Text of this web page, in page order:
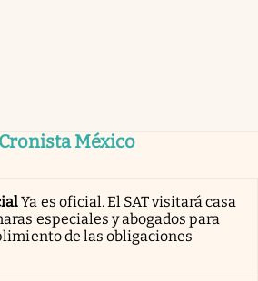
México
Ya es oficial. El SAT visitará casa
especiales y abogados para
de las obligaciones